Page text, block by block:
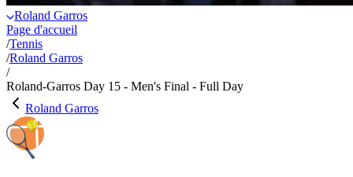
Roland Garros
Page d'accueil
/Tennis
/Roland Garros
/
Roland-Garros Day 15 - Men's Final - Full Day
Roland Garros